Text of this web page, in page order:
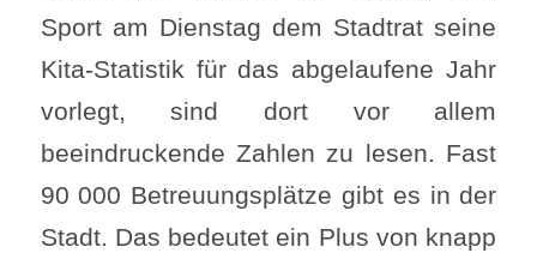
Sport am Dienstag dem Stadtrat seine
Kita-Statistik für das abgelaufene Jahr
vorlegt, sind dort vor allem
beeindruckende Zahlen zu lesen. Fast
90 000 Betreuungsplätze gibt es in der
Stadt. Das bedeutet ein Plus von knapp